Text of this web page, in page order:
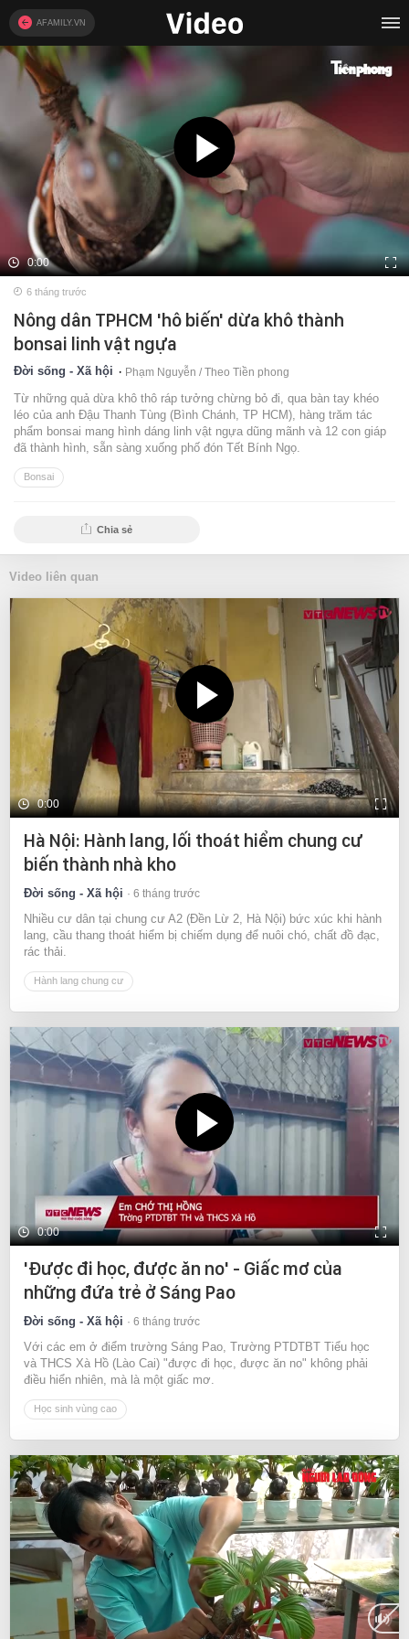
AFAMILY.VN
0:00
6 tháng trước
Nông dân TPHCM 'hô biến' dừa khô thành
bonsai linh vật ngựa
Đời sống - Xã hội Phạm Nguyễn / Theo Tiền phong
Từ những quả dừa khô thô ráp tưởng chừng bỏ đi, qua bàn tay khéo
léo của anh Đậu Thanh Tùng (Bình Chánh, TP HCM), hàng trăm tác
phẩm bonsai mang hình dáng linh vật ngựa dũng mãnh và 12 con giáp
đã thành hình, sẵn sàng xuống phố đón Tết Bính Ngọ.
Bonsai
Chia sẻ
Video liên quan
0:00
Hà Nội: Hành lang, lối thoát hiểm chung cư
biến thành nhà kho
Đời sống - Xã hội 6 tháng trước
Nhiều cư dân tại chung cư A2 (Đền Lừ 2, Hà Nội) bức xúc khi hành
lang, cầu thang thoát hiểm bị chiếm dụng để nuôi chó, chất đồ đạc,
rác thải.
Hành lang chung cư
0:00
'Được đi học, được ăn no' - Giấc mơ của
những đứa trẻ ở Sáng Pao
Đời sống - Xã hội 6 tháng trước
Với các em ở điểm trường Sáng Pao, Trường PTDTBT Tiểu học
và THCS Xà Hồ (Lào Cai) "được đi học, được ăn no" không phải
điều hiển nhiên, mà là một giấc mơ.
Học sinh vùng cao